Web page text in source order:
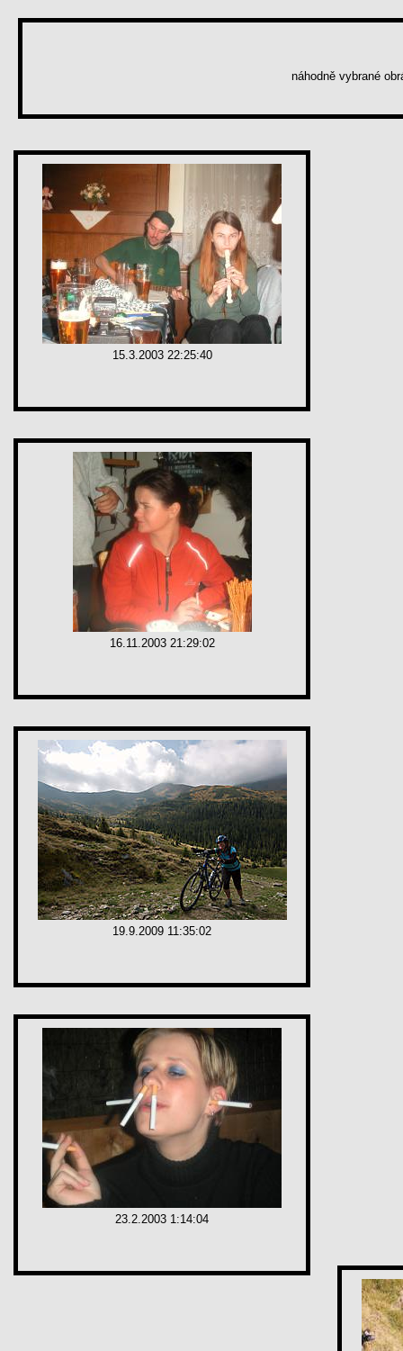
náhodně vybrané
15.3.2003 22:25:40
16.11.2003 21:29:02
19.9.2009 11:35:02
23.2.2003 1:14:04